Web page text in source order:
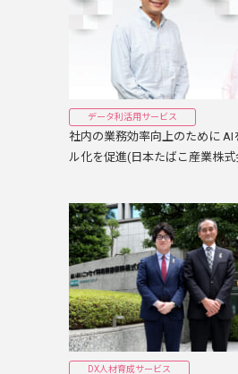
データ利活用サービス
社内の業務効率向上のために AI
ル化を促進(日本たばこ産業株式
DX人材育成サービス